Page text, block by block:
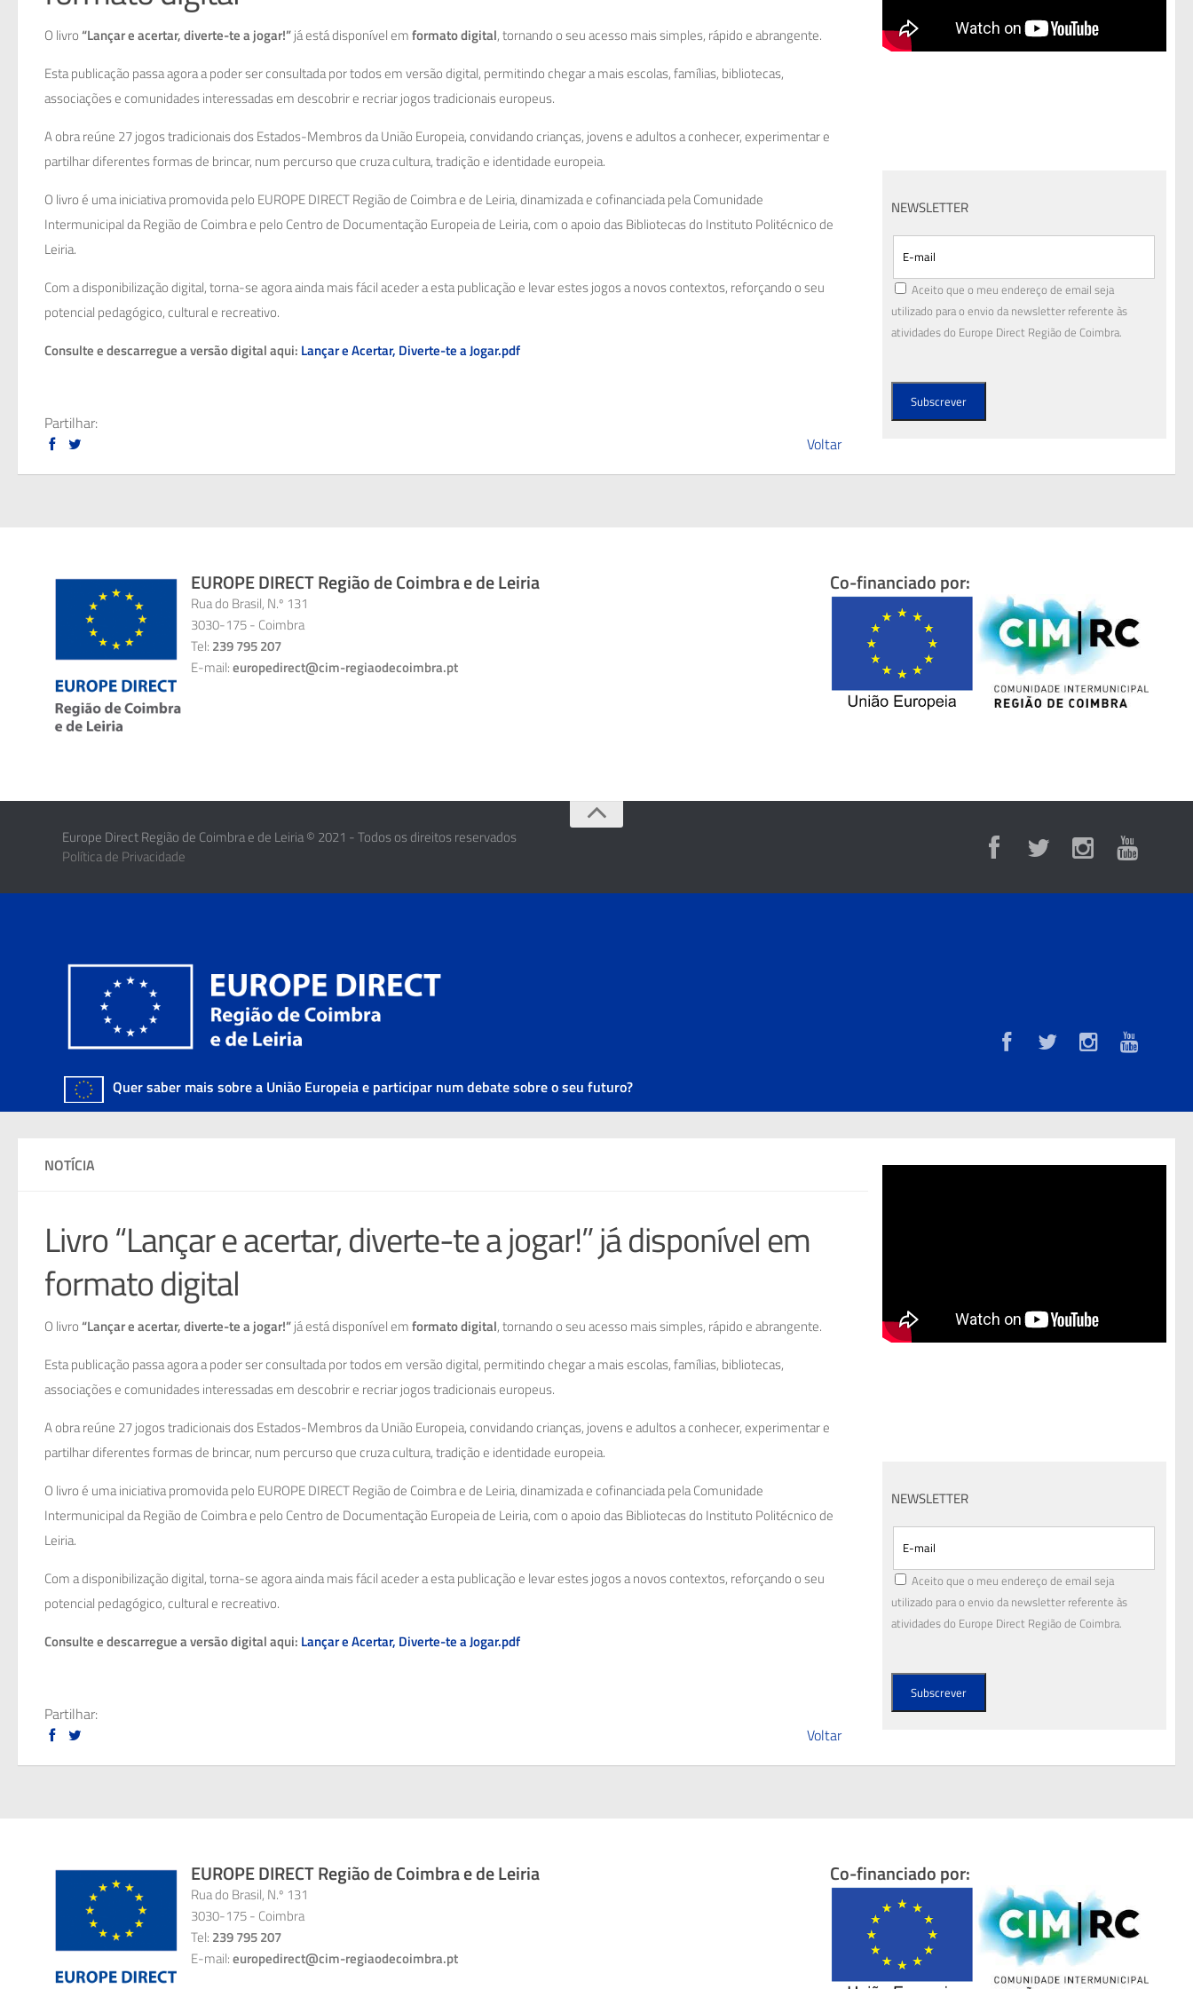
O livro“Lançar e acertar, diverte-te a jogar!”já está disponível emformato digital, tornando o seu acesso mais simples, rápido e abrangente.
Esta publicação passa agora a poder ser consultada por todos em versão digital, permitindo chegar a mais escolas, famílias, bibliotecas,
associações e comunidades interessadas em descobrir e recriar jogos tradicionais europeus.
A obra reúne 27 jogos tradicionais dos Estados-Membros da União Europeia, convidando crianças, jovens e adultos a conhecer, experimentar e
partilhar diferentes formas de brincar, num percurso que cruza cultura, tradição e identidade europeia.
O livro é uma iniciativa promovida pelo EUROPE DIRECT Região de Coimbra e de Leiria, dinamizada e cofinanciada pela Comunidade
Intermunicipal da Região de Coimbra e pelo Centro de Documentação Europeia de Leiria, com o apoio das Bibliotecas do Instituto Politécnico de
Leiria.
Com a disponibilização digital, torna-se agora ainda mais fácil aceder a esta publicação e levar estes jogos a novos contextos, reforçando o seu
potencial pedagógico, cultural e recreativo.
Consulte e descarregue a versão digital aqui: Lançar e Acertar, Diverte-te a Jogar.pdf
Partilhar:
Voltar
NEWSLETTER
Aceito que o meu endereço de email seja
utilizado para o envio da newsletter referente às
atividades do Europe Direct Região de Coimbra.
Co-financiado por:
EUROPE DIRECT Região de Coimbra e de Leiria
Rua do Brasil, N.º 131
3030-175 - Coimbra
Tel: 239 795 207
E-mail:europedirect@cim-regiaodecoimbra.pt
Europe Direct Região de Coimbra e de Leiria © 2021 - Todos os direitos reservados
Política de Privacidade
Quer saber mais sobre a União Europeia e participar num debate sobre o seu futuro?
NOTÍCIA
Livro “Lançar e acertar, diverte-te a jogar!” já disponível em
formato digital
O livro“Lançar e acertar, diverte-te a jogar!”já está disponível emformato digital, tornando o seu acesso mais simples, rápido e abrangente.
Esta publicação passa agora a poder ser consultada por todos em versão digital, permitindo chegar a mais escolas, famílias, bibliotecas,
associações e comunidades interessadas em descobrir e recriar jogos tradicionais europeus.
A obra reúne 27 jogos tradicionais dos Estados-Membros da União Europeia, convidando crianças, jovens e adultos a conhecer, experimentar e
partilhar diferentes formas de brincar, num percurso que cruza cultura, tradição e identidade europeia.
O livro é uma iniciativa promovida pelo EUROPE DIRECT Região de Coimbra e de Leiria, dinamizada e cofinanciada pela Comunidade
Intermunicipal da Região de Coimbra e pelo Centro de Documentação Europeia de Leiria, com o apoio das Bibliotecas do Instituto Politécnico de
Leiria.
Com a disponibilização digital, torna-se agora ainda mais fácil aceder a esta publicação e levar estes jogos a novos contextos, reforçando o seu
potencial pedagógico, cultural e recreativo.
Consulte e descarregue a versão digital aqui: Lançar e Acertar, Diverte-te a Jogar.pdf
Partilhar:
Voltar
NEWSLETTER
Aceito que o meu endereço de email seja
utilizado para o envio da newsletter referente às
atividades do Europe Direct Região de Coimbra.
Co-financiado por:
EUROPE DIRECT Região de Coimbra e de Leiria
Rua do Brasil, N.º 131
3030-175 - Coimbra
Tel: 239 795 207
E-mail:europedirect@cim-regiaodecoimbra.pt